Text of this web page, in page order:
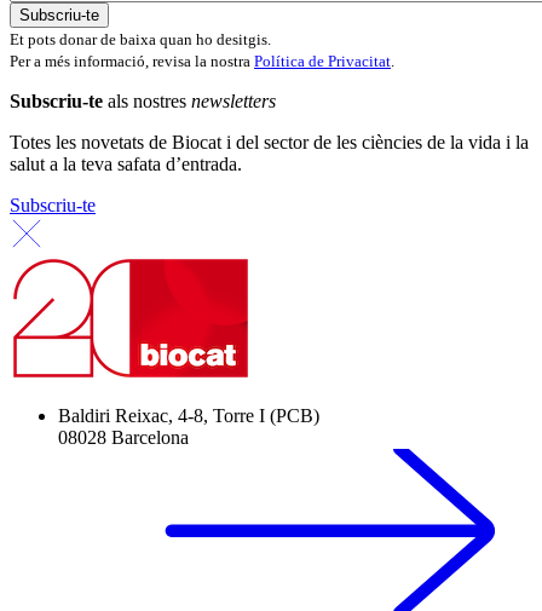
Et pots donar de baixa quan ho desitgis.
Per a més informació, revisa la nostra Política de Privacitat
Subscriu-te als nostres newsletters
Totes les novetats de Biocat i del sector de les ciències de la vida i la
salut a la teva safata d’entrada.
Subscriu-te
Baldiri Reixac, 4-8, Torre I (PCB)
08028 Barcelona